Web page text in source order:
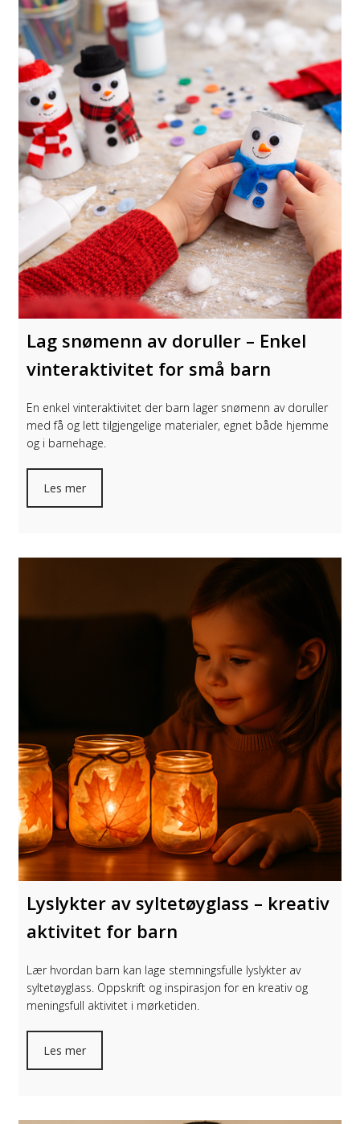
Lag snømenn av doruller – Enkel
vinteraktivitet for små barn
En enkel vinteraktivitet der barn lager snømenn av doruller
med få og lett tilgjengelige materialer, egnet både hjemme
og i barnehage.
Les mer
Lyslykter av syltetøyglass – kreativ
aktivitet for barn
Lær hvordan barn kan lage stemningsfulle lyslykter av
syltetøyglass. Oppskrift og inspirasjon for en kreativ og
meningsfull aktivitet i mørketiden.
Les mer